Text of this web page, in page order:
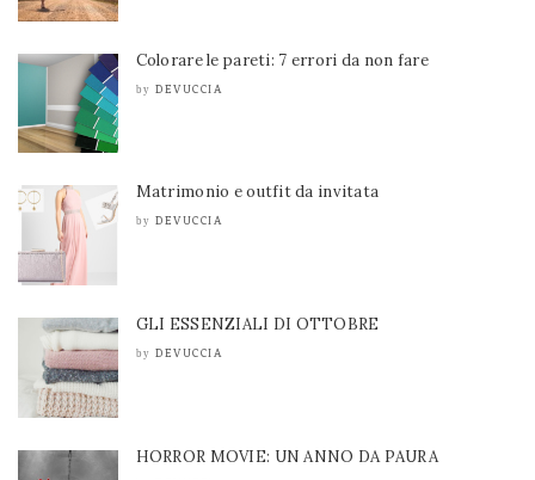
Colorare le pareti: 7 errori da non fare
by DEVUCCIA
Matrimonio e outfit da invitata
by DEVUCCIA
GLI ESSENZIALI DI OTTOBRE
by DEVUCCIA
HORROR MOVIE: UN ANNO DA PAURA